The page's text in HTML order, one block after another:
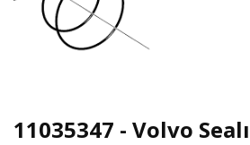
11035347 - Volvo